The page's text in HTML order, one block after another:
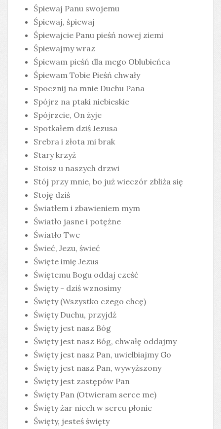
Śpiewaj Panu swojemu
Śpiewaj, śpiewaj
Śpiewajcie Panu pieśń nowej ziemi
Śpiewajmy wraz
Śpiewam pieśń dla mego Oblubieńca
Śpiewam Tobie Pieśń chwały
Spocznij na mnie Duchu Pana
Spójrz na ptaki niebieskie
Spójrzcie, On żyje
Spotkałem dziś Jezusa
Srebra i złota mi brak
Stary krzyż
Stoisz u naszych drzwi
Stój przy mnie, bo już wieczór zbliża się
Stoję dziś
Światłem i zbawieniem mym
Światło jasne i potężne
Światło Twe
Świeć, Jezu, świeć
Święte imię Jezus
Świętemu Bogu oddaj cześć
Święty - dziś wznosimy
Święty (Wszystko czego chcę)
Święty Duchu, przyjdź
Święty jest nasz Bóg
Święty jest nasz Bóg, chwałę oddajmy
Święty jest nasz Pan, uwielbiajmy Go
Święty jest nasz Pan, wywyższony
Święty jest zastępów Pan
Święty Pan (Otwieram serce me)
Święty żar niech w sercu płonie
Święty, jesteś święty